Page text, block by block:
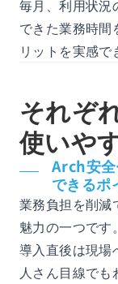
毎月、利用状況
できた業務時間
リットを実感で
それぞ
使いや
Arch安全
できるポ
業務負担を削減
魅力の一つです。
導入直後は現場
人さん目線で